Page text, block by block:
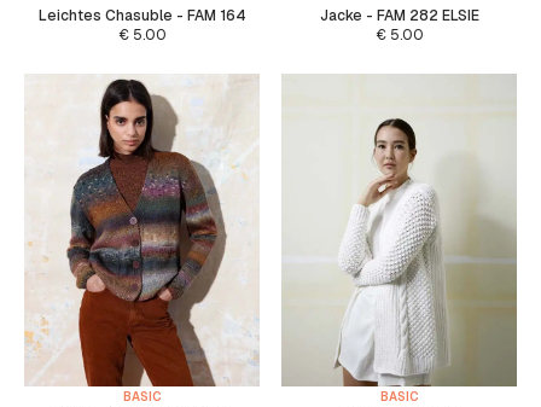
Leichtes Chasuble - FAM 164
€5.00
Jacke - FAM 282 ELSIE
€5.00
BASIC BASIC